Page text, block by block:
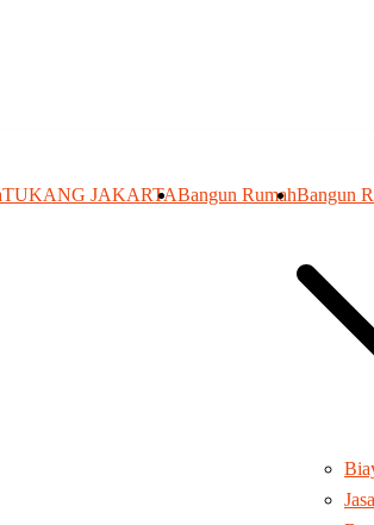
TUKANG JAKARTABangun RumahBangun